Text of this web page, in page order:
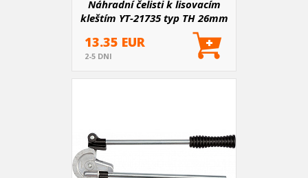
Náhradní čelisti k lisovacím
kleštím YT-21735 typ TH 26mm
13.35 EUR
2-5 DNI